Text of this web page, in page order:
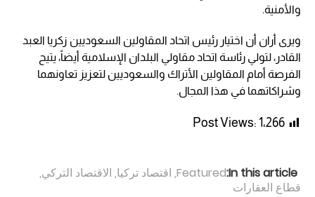
والأمنية.
ويرى أران أن اختيار رئيس اتحاد المقاولين السعوديين زكريا العبد
القادر، لتولي رئاسة اتحاد مقاولي البلدان الإسلامية أيضاً، يتيح
الفرصة أمام المقاولين الأتراك والسعوديين لتعزيز تعاونهما
وشراكاتهما في هذا المجال.
Post Views: 1٬266
In this article:
Featured
, اقتصاد تركيا, الاقتصاد التركي,
قطاع العقارات